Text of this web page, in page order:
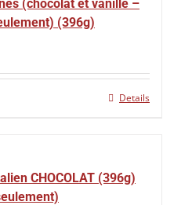
(chocolat et vanille –
(396g)
Details
CHOCOLAT (396g)